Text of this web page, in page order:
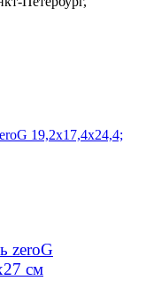
zeroG
см